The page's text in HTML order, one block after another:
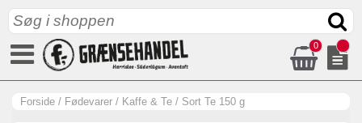
0
Forside / Fødevarer / Kaffe & Te / Sort Te 150 g